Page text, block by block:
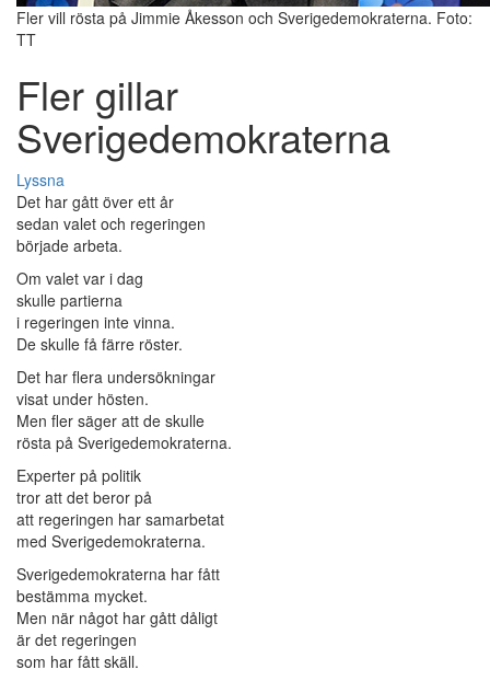
Fler vill rösta på Jimmie Åkesson och Sverigedemokraterna. Foto:
TT
Fler gillar
Sverigedemokraterna
Lyssna
Det har gått över ett år
sedan valet och regeringen
började arbeta.
Om valet var i dag
skulle partierna
i regeringen inte vinna.
De skulle få färre röster.
Det har flera undersökningar
visat under hösten.
Men fler säger att de skulle
rösta på Sverigedemokraterna.
Experter på politik
tror att det beror på
att regeringen har samarbetat
med Sverigedemokraterna.
Sverigedemokraterna har fått
bestämma mycket.
Men när något har gått dåligt
är det regeringen
som har fått skäll.